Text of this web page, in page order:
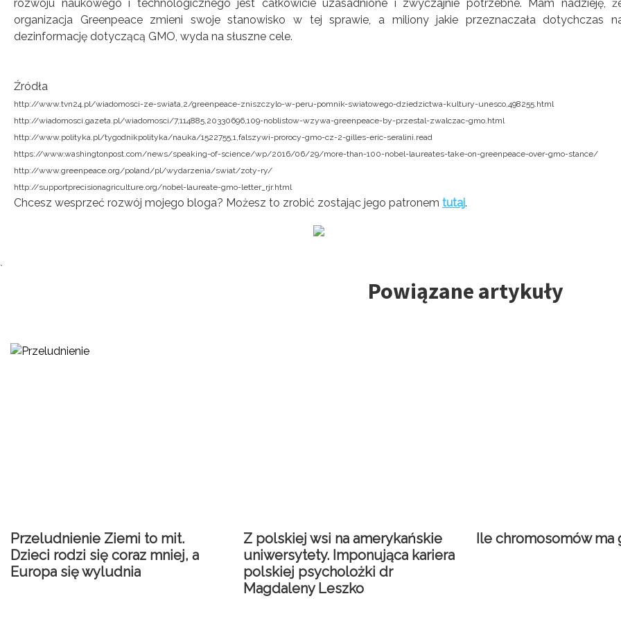
rozwoju naukowego i technologicznego jest całkowicie uzasadnione i zwyczajnie potrzebne. Mam nadzieję,
organizacja Greenpeace zmieni swoje stanowisko w tej sprawie, a miliony jakie przeznaczała dotychczas
dezinformację dotyczącą GMO, wyda na słuszne cele.
Źródła
http://www.tvn24.pl/wiadomosci-ze-swiata,2/greenpeace-zniszczylo-w-peru-pomnik-swiatowego-dziedzictwa-kultury-unesco,498255.html
http://wiadomosci.gazeta.pl/wiadomosci/7,114885,20330696,109-noblistow-wzywa-greenpeace-by-przestal-zwalczac-gmo.html
http://www.polityka.pl/tygodnikpolityka/nauka/1522755,1,falszywi-prorocy-gmo-cz-2-gilles-eric-seralini.read
https://www.washingtonpost.com/news/speaking-of-science/wp/2016/06/29/more-than-100-nobel-laureates-take-on-greenpeace-over-gmo-stance/
http://www.greenpeace.org/poland/pl/wydarzenia/swiat/zoty-ry/
http://supportprecisionagriculture.org/nobel-laureate-gmo-letter_rjr.html
Chcesz wesprzeć rozwój mojego bloga? Możesz to zrobić zostając jego patronem tutaj.
`
Powiązane artykuły
Przeludnienie Ziemi to mit.
Dzieci rodzi się coraz mniej, a
Europa się wyludnia
Z polskiej wsi na amerykańskie
uniwersytety. Imponująca kariera
polskiej psycholożki dr
Magdaleny Leszko
Ile chromosomów ma